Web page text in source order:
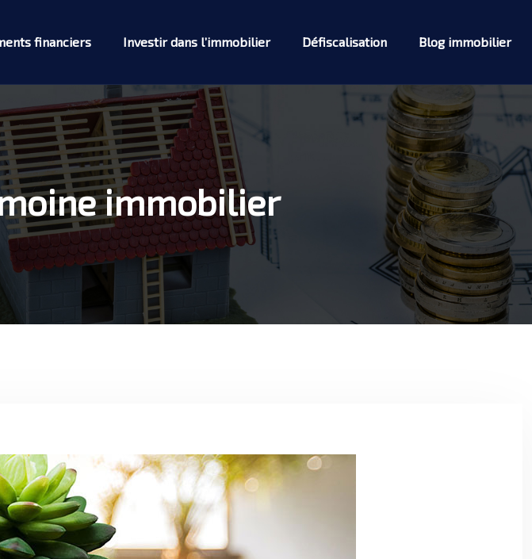
financiers Investir dans l’immobilier Défiscalisation Blog immobilier
immobilier